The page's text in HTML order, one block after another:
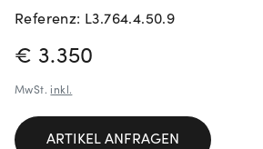
Referenz: L3.764.4.50.9
PREISINFORMATIONEN
€ 3.350
MwSt. inkl.
ARTIKEL ANFRAGEN